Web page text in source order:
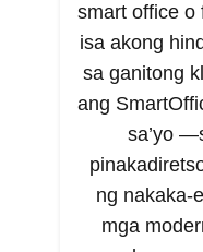
smart office o
isa akong
sa ganitong
ang
sa’yo
ng nakaka-
mga